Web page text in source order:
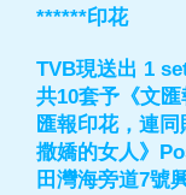
******印花
TVB現送出 1
共10套予《文
匯報印花，連
撒嬌的女人》
田灣海旁道7號